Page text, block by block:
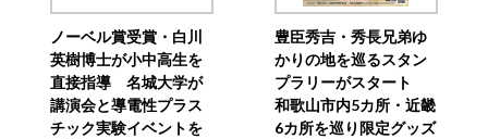
ノーベル賞受賞・白川
英樹博士が小中高生を
直接指導 名城大学が
講演会と導電性プラス
チック実験イベントを
豊臣秀吉・秀長兄弟ゆ
かりの地を巡るスタン
プラリーがスタート
和歌山市内5カ所・近畿
6カ所を巡り限定グッズ